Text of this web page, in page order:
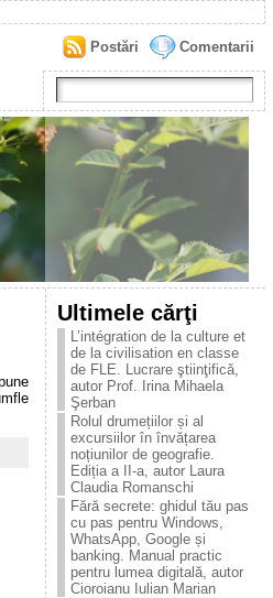
Comentarii
Postări
Ultimele cărţi
L’intégration de la culture et
de la civilisation en classe
de FLE. Lucrare ştiinţificǎ,
autor Prof. Irina Mihaela
Şerban
Rolul drumețiilor și al
excursiilor în învățarea
noțiunilor de geografie.
Ediția a II-a, autor Laura
Claudia Romanschi
Fără secrete: ghidul tău pas
cu pas pentru Windows,
WhatsApp, Google și
banking. Manual practic
pentru lumea digitală, autor
Cioroianu Iulian Marian